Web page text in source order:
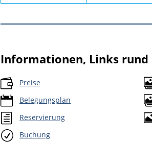
Informationen, Links
 Preise
 Belegungsplan
h Reservierung
R Buchung